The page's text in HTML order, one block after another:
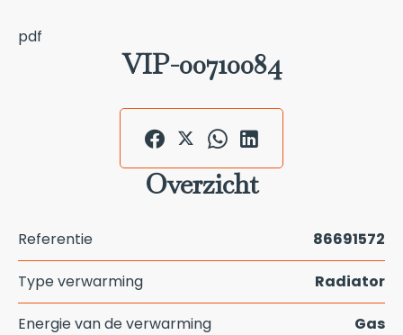
pdf
VIP-00710084
Overzicht
Referentie 86691572
Type verwarming Radiator
Energie van de verwarming Gas